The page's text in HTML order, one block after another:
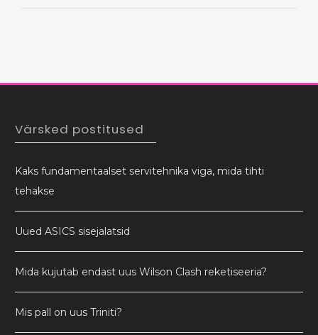
Värsked postitused
Kaks fundamentaalset servitehnika viga, mida tihti
tehakse
Uued ASICS sisejalatsid
Mida kujutab endast uus Wilson Clash reketiseeria?
Mis pall on uus Triniti?